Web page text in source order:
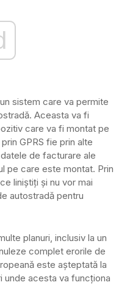
sistem care va permite
Aceasta va fi
care va fi montat pe
GPRS fie prin alte
de facturare ale
pe care este montat. Prin
liniștiți și nu vor mai
autostradă pentru
planuri, inclusiv la un
complet erorile de
este așteptată la
unde acesta va funcționa